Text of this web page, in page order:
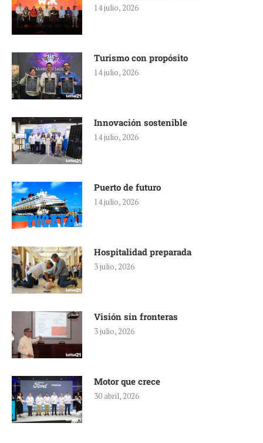
14 julio, 2026
Turismo con propósito
14 julio, 2026
Innovación sostenible
14 julio, 2026
Puerto de futuro
14 julio, 2026
Hospitalidad preparada
3 julio, 2026
Visión sin fronteras
3 julio, 2026
Motor que crece
30 abril, 2026